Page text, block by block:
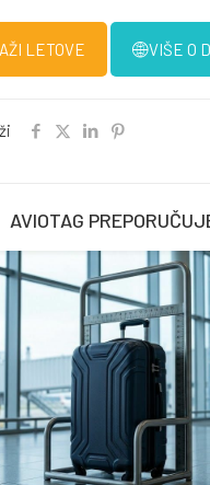
LETOVE VIŠE O
AVIOTAG